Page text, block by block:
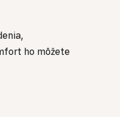
ho môžete